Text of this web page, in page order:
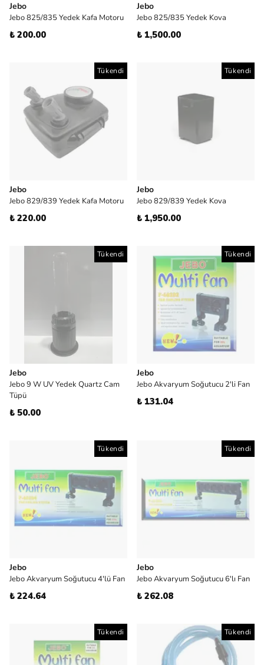
Jebo
Jebo 825/835 Yedek Kafa Motoru
₺ 200.00
Jebo
Jebo 825/835 Yedek Kova
₺ 1,500.00
Tükendi
Jebo
Jebo 829/839 Yedek Kafa Motoru
₺ 220.00
Tükendi
Jebo
Jebo 829/839 Yedek Kova
₺ 1,950.00
Tükendi
Jebo
Jebo 9 W UV Yedek Quartz Cam
Tüpü
₺ 50.00
Tükendi
Jebo
Jebo Akvaryum Soğutucu 2'li Fan
₺ 131.04
Tükendi
Jebo
Jebo Akvaryum Soğutucu 4'lü Fan
₺ 224.64
Tükendi
Jebo
Jebo Akvaryum Soğutucu 6'lı Fan
₺ 262.08
Tükendi Tükendi